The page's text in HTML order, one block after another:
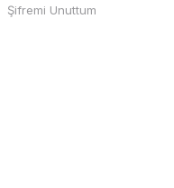
Şifremi Unuttum